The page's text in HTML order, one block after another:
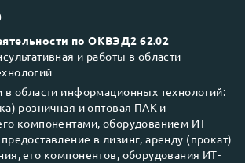
по ОКВЭД2 62.02
и работы в области
в области информационных технологий:
розничная и оптовая ПАК и
компонентами, оборудованием ИТ-
в лизинг, аренду (прокат)
его компонентов, оборудования ИТ-